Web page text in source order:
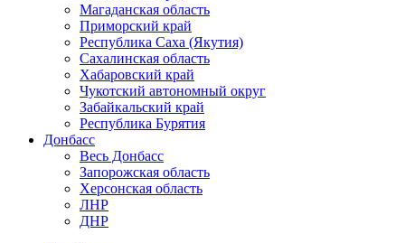
Магаданская область
Приморский край
Республика Саха (Якутия)
Сахалинская область
Хабаровский край
Чукотский автономный округ
Забайкальский край
Республика Бурятия
Донбасс
Весь Донбасс
Запорожская область
Херсонская область
ЛНР
ДНР